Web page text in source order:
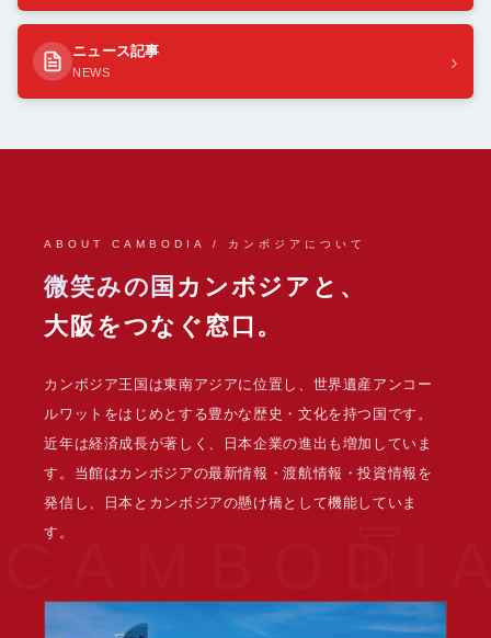
ニュース記事
NEWS ›
ABOUT CAMBODIA / カンボジアについて
微笑みの国 カンボジアと、
大阪をつなぐ窓口。
カンボジア王国は東南アジアに位置し、世界遺産アンコー
ルワットをはじめとする豊かな歴史・文化を持つ国です。
近年は経済成長が著しく、日本企業の進出も増加していま
す。当館はカンボジアの最新情報・渡航情報・投資情報を
発信し、日本とカンボジアの懸け橋として機能していま
す。